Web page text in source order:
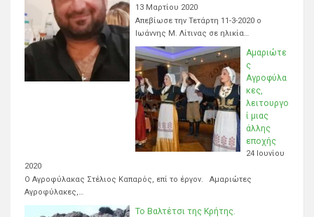
13 Μαρτίου 2020
Απεβίωσε την Τετάρτη 11-3-2020 ο
Ιωάννης Μ. Λίτινας σε ηλικία…
Αμαριώτε
ς
Αγροφύλα
κες,
λειτουργο
ί μιας
άλλης
εποχής
24 Ιουνίου
2020
Ο Αγροφύλακας Στέλιος Καπαρός, επί το έργον. Αμαριώτες
Αγροφύλακες,…
Το Βαλτέτσι της Κρήτης.